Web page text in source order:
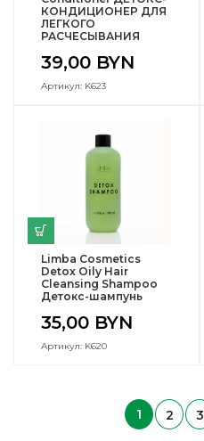
КОНДИЦИОНЕР ДЛЯ
ЛЕГКОГО
РАСЧЕСЫВАНИЯ
39,00 BYN
Артикул: K623
Limba Cosmetics
Detox Oily Hair
Cleansing Shampoo
Детокс-шампунь
35,00 BYN
Артикул: K620
1 2 3